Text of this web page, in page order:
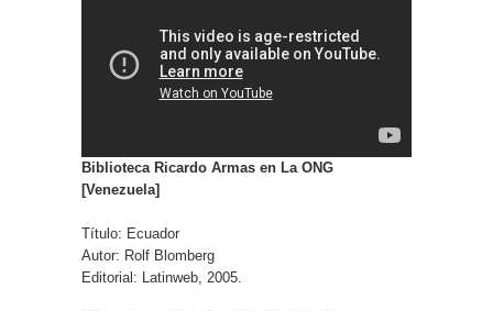
Biblioteca Ricardo Armas en La ONG
[Venezuela]
Título: Ecuador
Autor: Rolf Blomberg
Editorial: Latinweb, 2005.